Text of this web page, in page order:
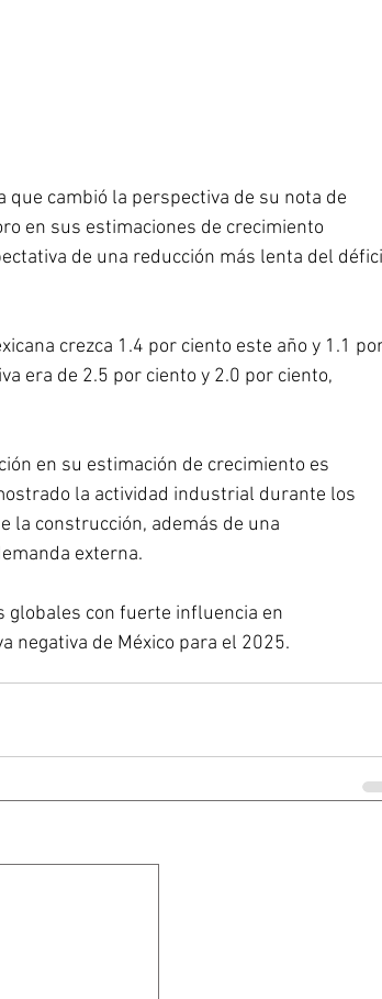
cambió la perspectiva de su nota de
en sus estimaciones de crecimiento
de una reducción más lenta del
crezca 1.4 por ciento este año y 1.1
era de 2.5 por ciento y 2.0 por ciento,
en su estimación de crecimiento es
la actividad industrial durante los
la construcción, además de una
externa.
globales con fuerte influencia en
negativa de México para el 2025.